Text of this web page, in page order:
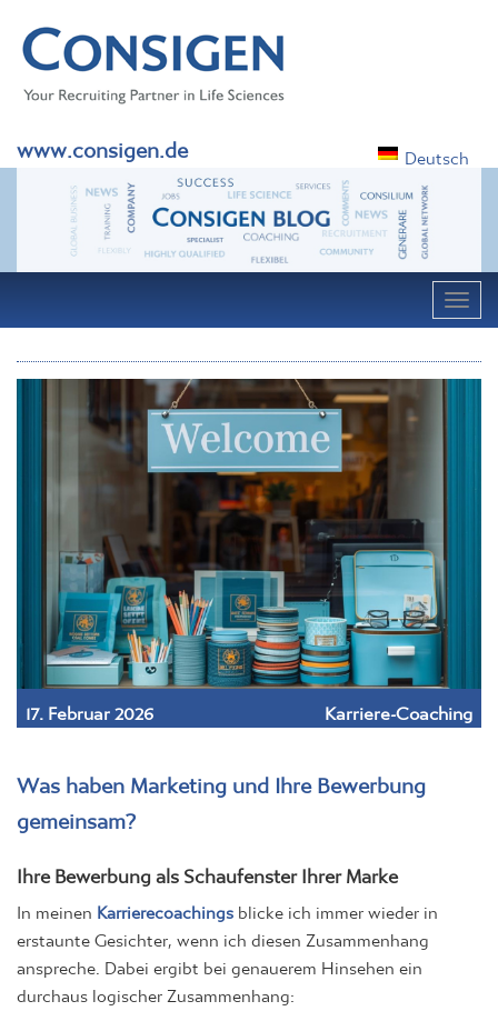
www.consigen.de Deutsch
17. Februar 2026 Karriere-Coaching
Was haben Marketing und Ihre Bewerbung
gemeinsam?
Ihre Bewerbung als Schaufenster Ihrer Marke
In meinenKarrierecoachingsblicke ich immer wieder in
erstaunte Gesichter, wenn ich diesen Zusammenhang
anspreche. Dabei ergibt bei genauerem Hinsehen ein
durchaus logischer Zusammenhang: